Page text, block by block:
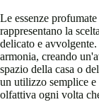
Le essenze
rappresentano la
delicato e
armonia, creando
spazio della casa o
un utilizzo semplice e
olfattiva ogni volta